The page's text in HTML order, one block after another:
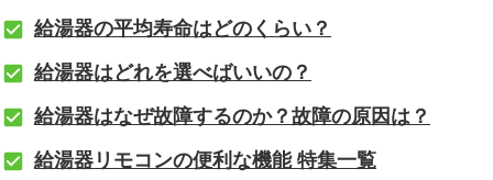
給湯器の平均寿命はどのくらい？
給湯器はどれを選べばいいの？
給湯器はなぜ故障するのか？故障の原因は？
給湯器リモコンの便利な機能 特集一覧